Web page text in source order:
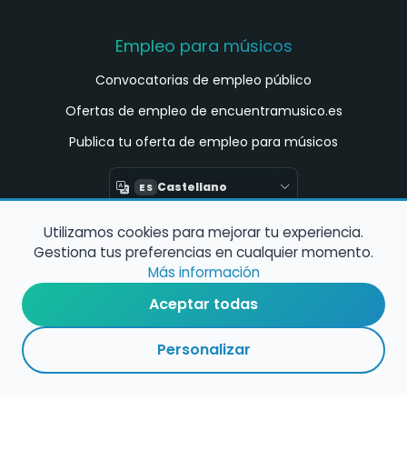
Empleo para músicos
Convocatorias de empleo público
Ofertas de empleo de encuentramusico.es
Publica tu oferta de empleo para músicos
ES Castellano
Encuentra Músico
Buscador de Músicos
Encuentra Pianista Acompañante
Asesoría para músicos y docentes
Utilizamos cookies para mejorar tu experiencia.
Gestiona tus preferencias en cualquier momento.
Más información
Aceptar todas
Personalizar